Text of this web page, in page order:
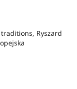
Ryszard